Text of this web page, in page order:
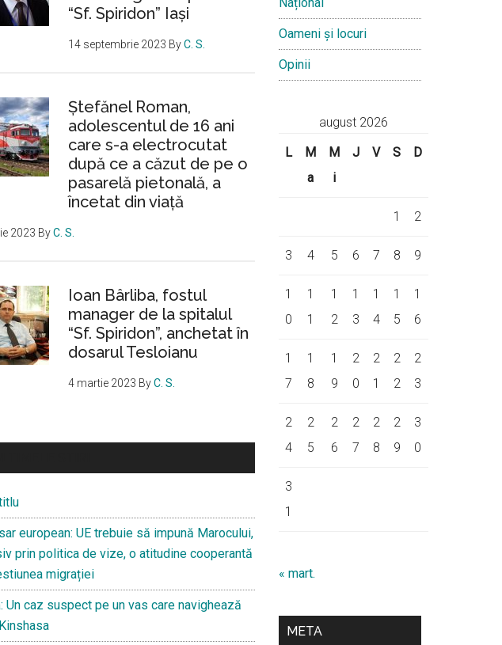
“Sf. Spiridon” Iași
14 septembrie 2023 ByC. S.
Ştefănel Roman,
adolescentul de 16 ani
care s-a electrocutat
după ce a căzut de pe o
pasarelă pietonală, a
încetat din viață
2023 ByC. S.
Ioan Bârliba, fostul
manager de la spitalul
“Sf. Spiridon”, anchetat în
dosarul Tesloianu
4 martie 2023 ByC. S.
european: UE trebuie să impună Marocului,
prin politica de vize, o atitudine cooperantă
migrației
Un caz suspect pe un vas care navighează
Oameni și locuri
Opinii
august 2026
L
M
a
M
i
J V S D
1 2
3 4 5 6 7 8 9
1
0
1
1
1
2
1
3
1
4
1
5
1
6
1
7
1
8
1
9
2
0
2
1
2
2
2
3
2
4
2
5
2
6
2
7
2
8
2
9
3
0
3
1
« mart.
META